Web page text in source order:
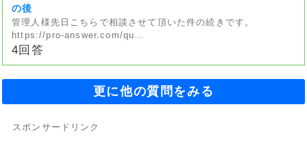
の後
管理人様先日こちらで相談させて頂いた件の続きです。
https://pro-answer.com/qu…
4回答
更に他の質問をみる
スポンサードリンク